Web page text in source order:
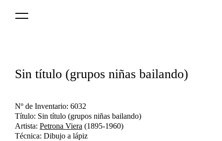
Sin título (grupos niñas bailando)
Nº de Inventario: 6032
Título: Sin título (grupos niñas bailando)
Artista: Petrona Viera (1895-1960)
Técnica: Dibujo a lápiz